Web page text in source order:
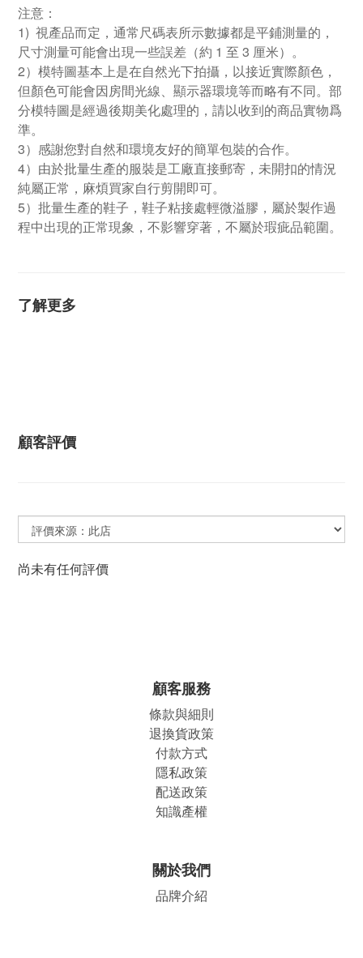
注意：
1) 視產品而定，通常尺碼表所示數據都是平鋪測量的，
尺寸測量可能會出現一些誤差（約 1 至 3 厘米）。
2）模特圖基本上是在自然光下拍攝，以接近實際顏色，
但顏色可能會因房間光線、顯示器環境等而略有不同。部
分模特圖是經過後期美化處理的，請以收到的商品實物爲
準。
3）感謝您對自然和環境友好的簡單包裝的合作。
4）由於批量生產的服裝是工廠直接郵寄，未開扣的情況
純屬正常，麻煩買家自行剪開即可。
5）批量生產的鞋子，鞋子粘接處輕微溢膠，屬於製作過
程中出現的正常現象，不影響穿著，不屬於瑕疵品範圍。
了解更多
顧客評價
尚未有任何評價
顧客服務
條款與細則
退換貨政策
付款方式
隱私政策
配送政策
知識產權
關於我們
品牌介紹